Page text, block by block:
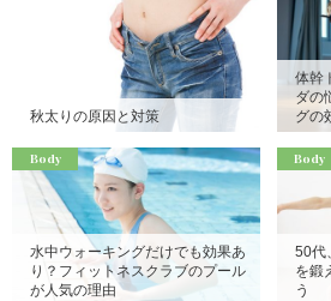
秋太りの原因と対策
体幹
ダの
グの
Body
水中ウォーキングだけでも効果あ
り？フィットネスクラブのプール
が人気の理由
Body
50代
を鍛
う